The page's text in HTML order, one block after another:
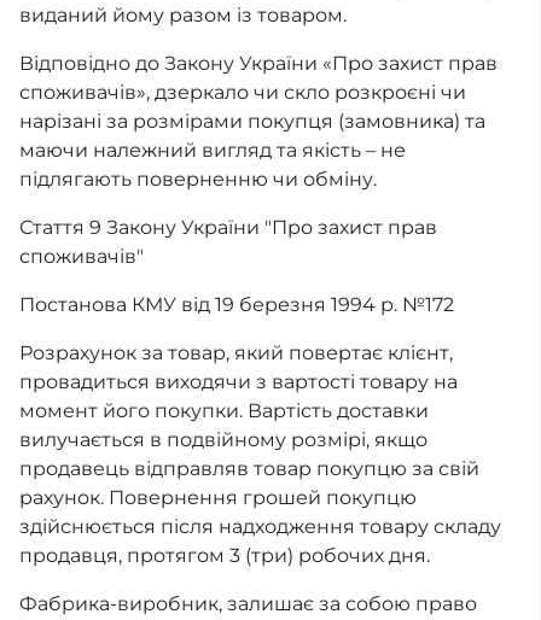
виданий йому разом із товаром.
Відповідно до Закону України «Про захист прав
споживачів», дзеркало чи скло розкроєні чи
нарізані за розмірами покупця (замовника) та
маючи належний вигляд та якість – не
підлягають поверненню чи обміну.
Стаття 9 Закону України "Про захист прав
споживачів"
Постанова КМУ від 19 березня 1994 р. №172
Розрахунок за товар, який повертає клієнт,
провадиться виходячи з вартості товару на
момент його покупки. Вартість доставки
вилучається в подвійному розмірі, якщо
продавець відправляв товар покупцю за свій
рахунок. Повернення грошей покупцю
здійснюється після надходження товару складу
продавця, протягом 3 (три) робочих дня.
Фабрика-виробник, залишає за собою право